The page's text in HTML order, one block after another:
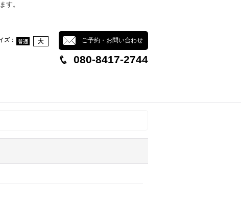
す。
ご予約・お問い合わせ
ズ：
080-8417-2744